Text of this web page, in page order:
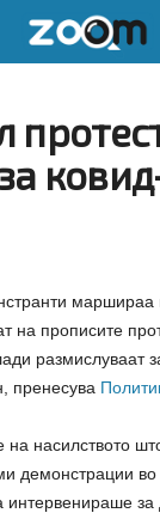
на прописите
размислуваат
пренесува
насилството
демонстрации во
интервенираше